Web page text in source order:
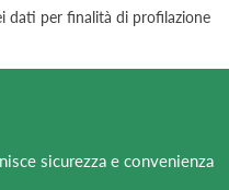
dati per finalità di profilazione
sicurezza e convenienza